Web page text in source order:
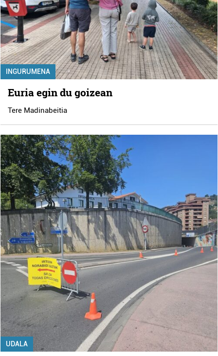
INGURUMENA
Euria egin du goizean
Tere Madinabeitia
UDALA